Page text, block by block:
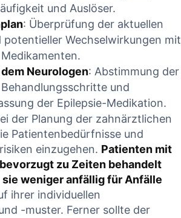
und Auslöser.
: Überprüfung der aktuellen⁤
potentieller Wechselwirkungen mit⁢
Neurologen: Abstimmung‌ der
und‌
der Epilepsie-Medikation.
der Planung der zahnärztlichen
Patientenbedürfnisse und
einzugehen.​ Patienten mit
zu Zeiten​ behandelt
weniger anfällig für Anfälle
ihrer⁣ individuellen
-muster. Ferner sollte der